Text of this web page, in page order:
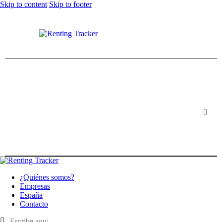
Skip to content Skip to footer
¿Quiénes somos?
Empresas
España
Contacto